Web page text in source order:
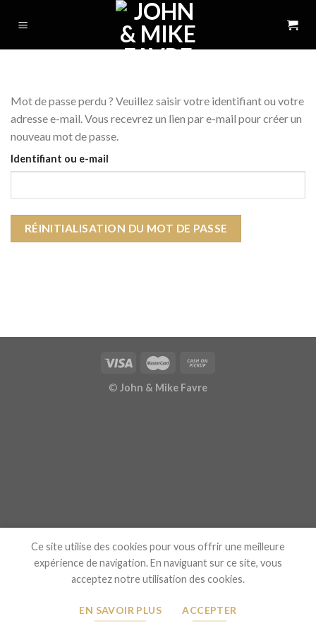
Mot de passe perdu ? Veuillez saisir votre identifiant ou votre
adresse e-mail. Vous recevrez un lien par e-mail pour créer un
nouveau mot de passe.
Identifiant ou e-mail
RÉINITIALISATION DU MOT DE PASSE
© John & Mike Favre
Ce site utilise des cookies pour vous offrir une meilleure
expérience de navigation. En naviguant sur ce site, vous
acceptez notre utilisation des cookies.
EN SAVOIR PLUS ACCEPTER